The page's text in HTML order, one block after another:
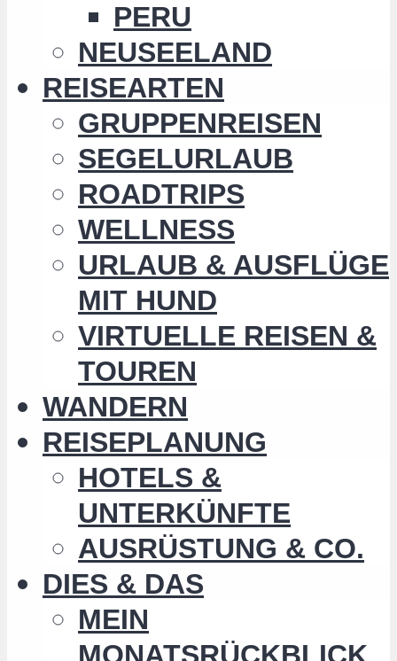
PERU
NEUSEELAND
REISEARTEN
GRUPPENREISEN
SEGELURLAUB
ROADTRIPS
WELLNESS
URLAUB & AUSFLÜGE
MIT HUND
VIRTUELLE REISEN &
TOUREN
WANDERN
REISEPLANUNG
HOTELS &
UNTERKÜNFTE
AUSRÜSTUNG & CO.
DIES & DAS
MEIN